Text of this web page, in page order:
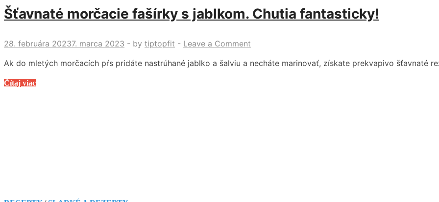
Šťavnaté morčacie fašírky s jablkom. Chutia fantasticky!
28. februára 20237. marca 2023 - by tiptopfit - Leave a Comment
Ak do mletých morčacích pŕs pridáte nastrúhané jablko a šalviu a necháte marinovať, získate prekvapivo šťavnaté
Šťavnaté
Čítaj viac